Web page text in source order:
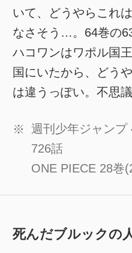
いて、どうやらこれ
なさそう…。64巻の
ハコワンはワポル国
国にいたから、どう
は違うっぽい。不思
※
週刊少年ジャン
726話
ONE PIECE 28巻
死んだブルックの